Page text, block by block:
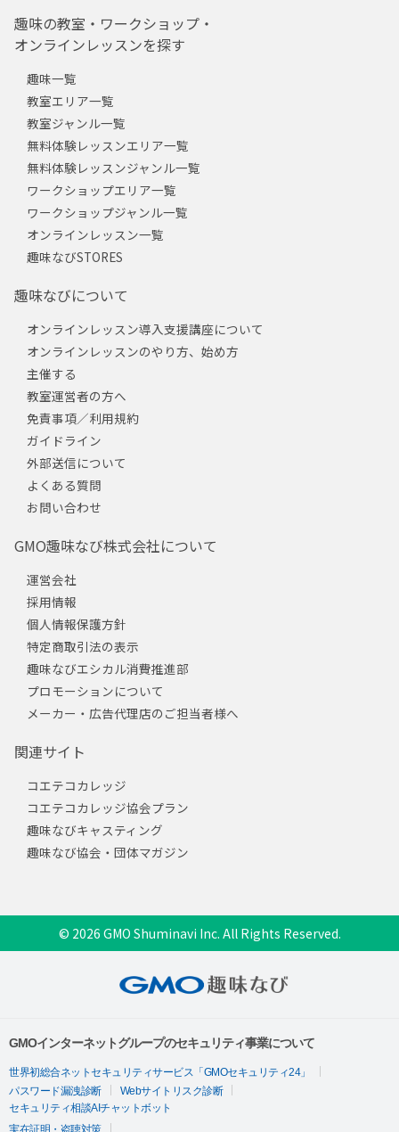
趣味の教室・ワークショップ・
オンラインレッスンを探す
趣味一覧
教室エリア一覧
教室ジャンル一覧
無料体験レッスンエリア一覧
無料体験レッスンジャンル一覧
ワークショップエリア一覧
ワークショップジャンル一覧
オンラインレッスン一覧
趣味なびSTORES
趣味なびについて
オンラインレッスン導入支援講座について
オンラインレッスンのやり方、始め方
主催する
教室運営者の方へ
免責事項／利用規約
ガイドライン
外部送信について
よくある質問
お問い合わせ
GMO趣味なび株式会社について
運営会社
採用情報
個人情報保護方針
特定商取引法の表示
趣味なびエシカル消費推進部
プロモーションについて
メーカー・広告代理店のご担当者様へ
関連サイト
コエテコカレッジ
コエテコカレッジ協会プラン
趣味なびキャスティング
趣味なび協会・団体マガジン
© 2026 GMO Shuminavi Inc. All Rights Reserved.